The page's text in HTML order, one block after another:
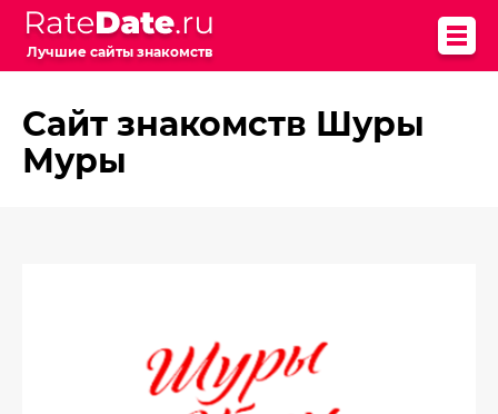
Лучшие сайты знакомств
Сайт знакомств Шуры
Муры